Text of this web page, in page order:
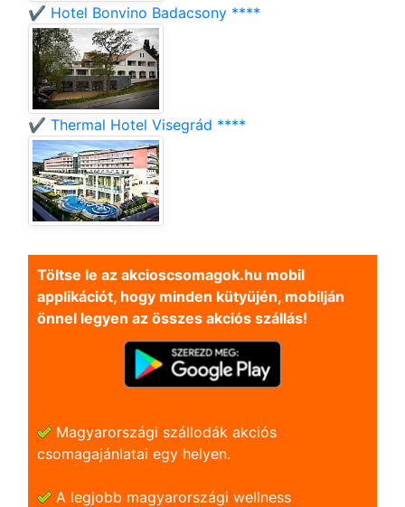
✔️ Hotel Bonvino Badacsony ****
✔️ Thermal Hotel Visegrád ****
Töltse le az akcioscsomagok.hu mobil
applikációt, hogy minden kütyüjén, mobilján
önnel legyen az összes akciós szállás!
Magyarországi szállodák akciós
csomagajánlatai egy helyen.
A legjobb magyarországi wellness